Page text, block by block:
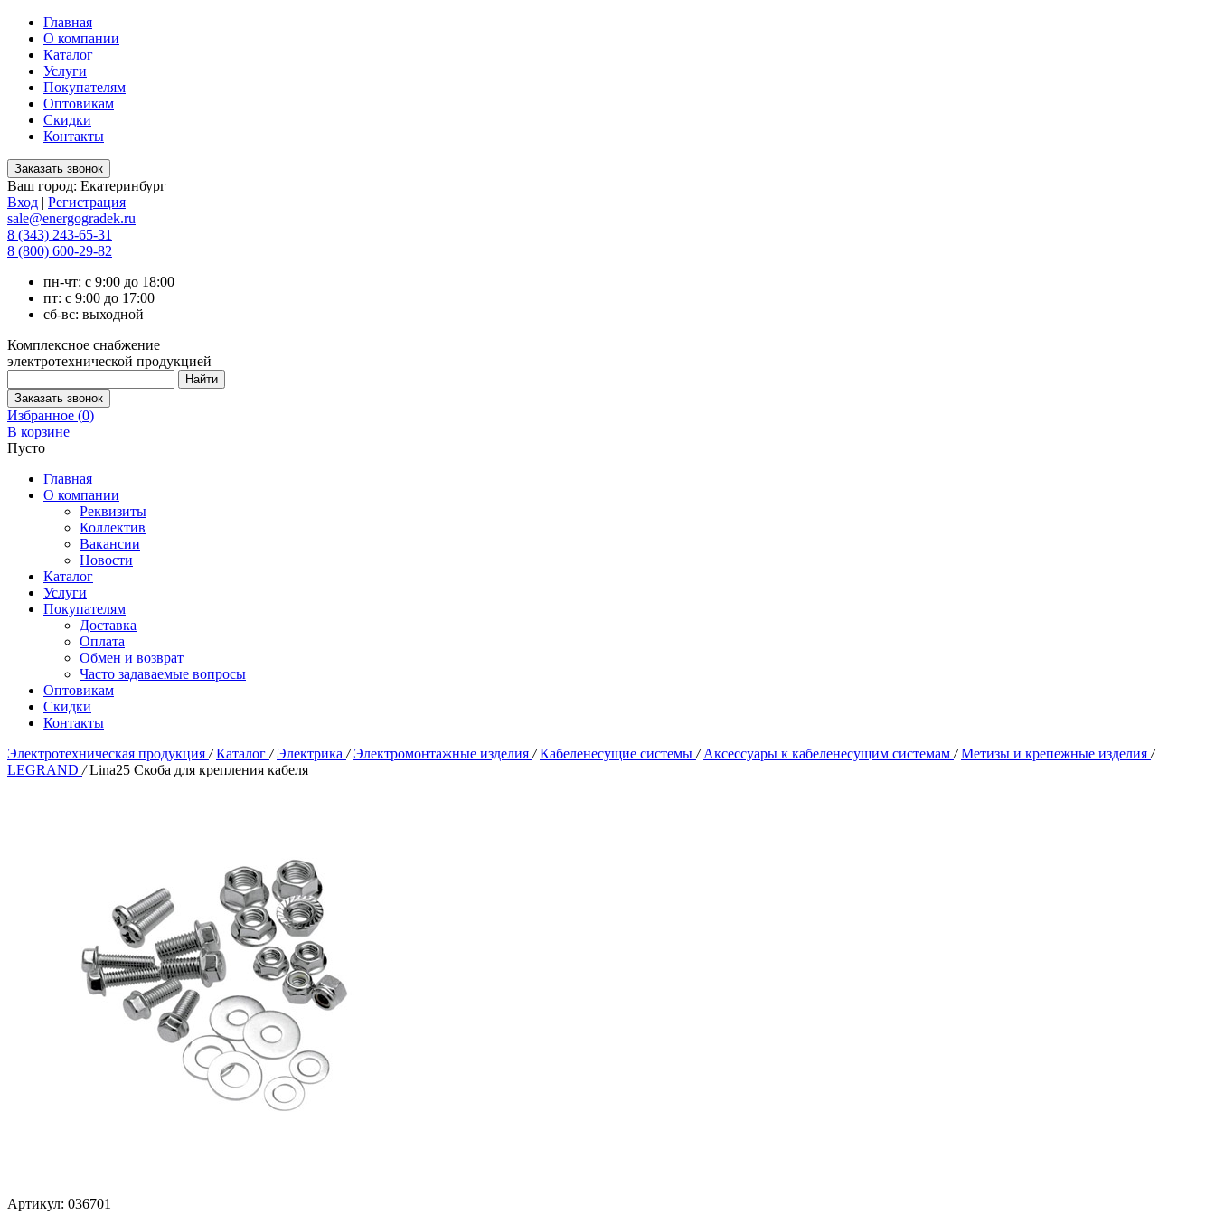
Главная
О компании
Каталог
Услуги
Покупателям
Оптовикам
Скидки
Контакты
Ваш город: Екатеринбург
Вход | Регистрация
sale@energogradek.ru
8 (343) 243-65-31
8 (800) 600-29-82
пн-чт: с 9:00 до 18:00
пт: с 9:00 до 17:00
сб-вс: выходной
Комплексное снабжение
электротехнической продукцией
Избранное (0)
В корзине
Пусто
Главная
О компании
Реквизиты
Коллектив
Вакансии
Новости
Каталог
Услуги
Покупателям
Доставка
Оплата
Обмен и возврат
Часто задаваемые вопросы
Оптовикам
Скидки
Контакты
Электротехническая продукция / Каталог / Электрика / Электромонтажные изделия / Кабеленесущие системы / Аксессуары к кабеленесущим системам / Метизы и крепежные изделия /
LEGRAND / Lina25 Скоба для крепления кабеля
Артикул: 036701